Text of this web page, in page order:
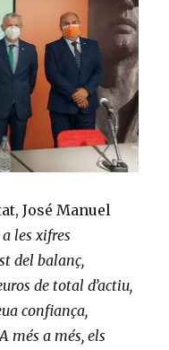
José Manuel
les xifres
del balanç,
de total d’actiu,
confiança,
més a més, els